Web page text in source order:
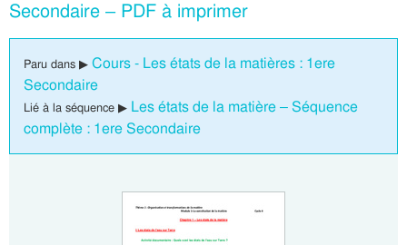
Secondaire – PDF à imprimer
Paru dans ▶ Cours - Les états de la matières : 1ere
Secondaire
Lié à la séquence ▶ Les états de la matière – Séquence
complète : 1ere Secondaire